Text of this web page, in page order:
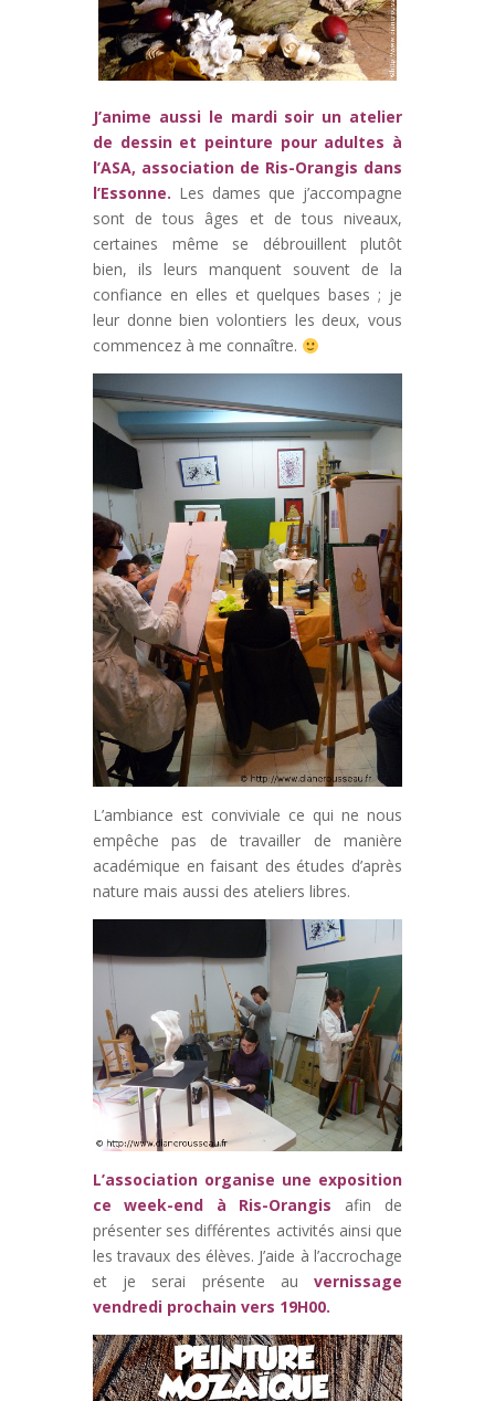
J’anime aussi le mardi soir un atelier
de dessin et peinture pour adultes à
l’ASA, association de Ris-Orangis dans
l’Essonne. Les dames que j’accompagne
sont de tous âges et de tous niveaux,
certaines même se débrouillent plutôt
bien, ils leurs manquent souvent de la
confiance en elles et quelques bases ; je
leur donne bien volontiers les deux, vous
commencez à me connaître.
L’ambiance est conviviale ce qui ne nous
empêche pas de travailler de manière
académique en faisant des études d’après
nature mais aussi des ateliers libres.
L’association organise une exposition
ce week-end à Ris-Orangis afin de
présenter ses différentes activités ainsi que
les travaux des élèves. J’aide à l’accrochage
et je serai présente au vernissage
vendredi prochain vers 19H00.